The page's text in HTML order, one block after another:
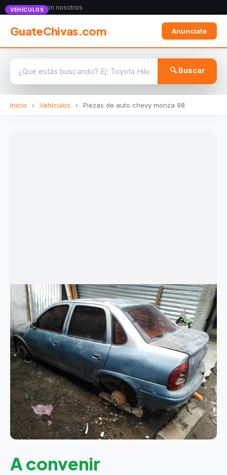
Anunciate con nosotros
GuateChivas.com Anunciate
🔍 Buscar
Inicio › Vehículos › Piezas de auto chevy monza 98
VEHÍCULOS
A convenir